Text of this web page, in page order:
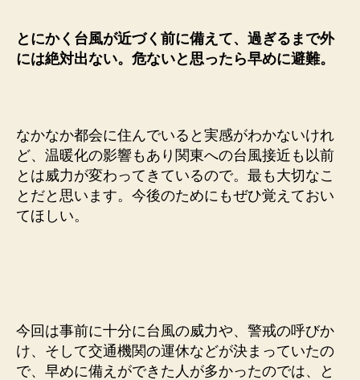
とにかく台風が近づく前に備えて、過ぎるまで外
には絶対出ない。危ないと思ったら早めに避難。
なかなか都会に住んでいると実感がわかないけれ
ど、温暖化の影響もあり関東への台風接近も以前
とは威力が変わってきているので。最も大切なこ
とだと思います。今後のためにもぜひ覚えておい
てほしい。
今回は事前に十分に台風の威力や、警戒の呼びか
け、そして交通機関の運休などが決まっていたの
で、早めに備えができた人が多かったのでは、と